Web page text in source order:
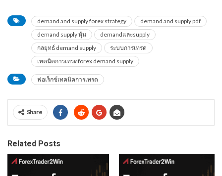
demand and supply forex strategy
demand and supply pdf
demand supply หุ้น
demandและsupply
กลยุทธ์ demand supply
ระบบการเทรด
เทคนิคการเทรดforex demand supply
ฟอเร็กซ์เทคนิคการเทรด
Share
Related Posts